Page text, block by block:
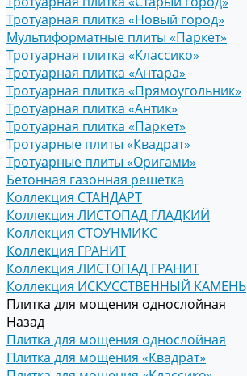
Тротуарная плитка «Новый город»
Мультиформатные плиты «Паркет»
Тротуарная плитка «Классико»
Тротуарная плитка «Антара»
Тротуарная плитка «Прямоугольник»
Тротуарная плитка «Антик»
Тротуарная плитка «Паркет»
Тротуарные плиты «Квадрат»
Тротуарные плиты «Оригами»
Бетонная газонная решетка
Коллекция СТАНДАРТ
Коллекция ЛИСТОПАД ГЛАДКИЙ
Коллекция СТОУНМИКС
Коллекция ГРАНИТ
Коллекция ЛИСТОПАД ГРАНИТ
Коллекция ИСКУССТВЕННЫЙ КАМЕНЬ
Плитка для мощения однослойная
Назад
Плитка для мощения однослойная
Плитка для мощения «Квадрат»